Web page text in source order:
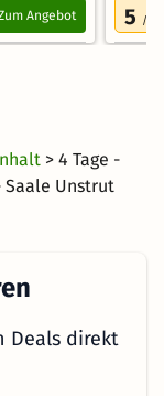
Angebot 5 /5.0
> 4 Tage -
Saale Unstrut
Deals direkt